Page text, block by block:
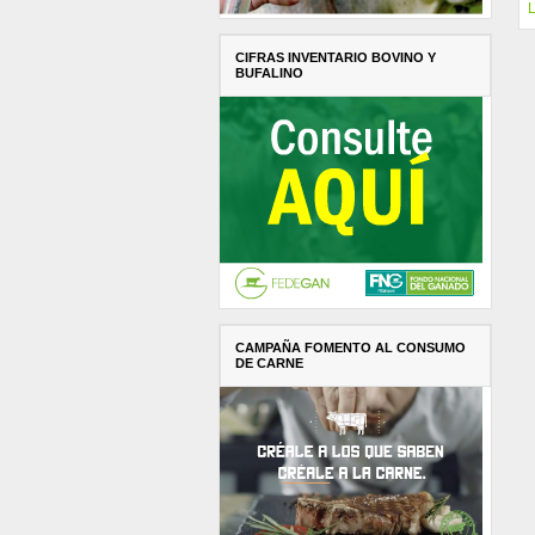
CIFRAS INVENTARIO BOVINO Y
BUFALINO
CAMPAÑA FOMENTO AL CONSUMO
DE CARNE